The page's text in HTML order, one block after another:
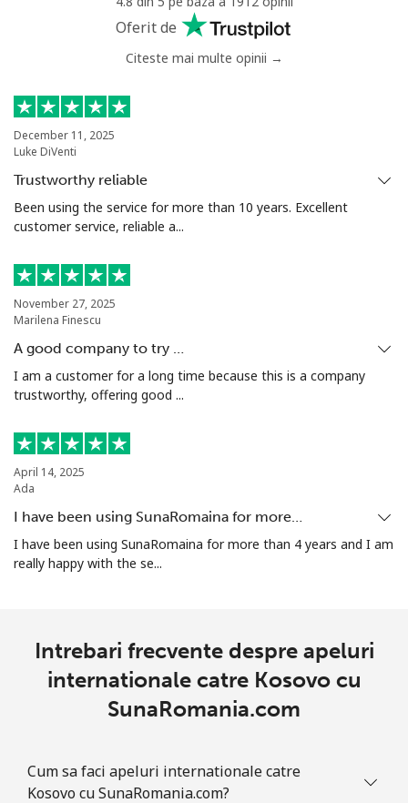
Oferit de
Citeste mai multe opinii →
December 11, 2025
Luke DiVenti
Trustworthy reliable
Been using the service for more than 10 years. Excellent
customer service, reliable a...
November 27, 2025
Marilena Finescu
A good company to try …
I am a customer for a long time because this is a company
trustworthy, offering good ...
April 14, 2025
Ada
I have been using SunaRomaina for more…
I have been using SunaRomaina for more than 4 years and I am
really happy with the se...
Intrebari frecvente despre apeluri
internationale catre Kosovo cu
SunaRomania.com
Cum sa faci apeluri internationale catre
Kosovo cu SunaRomania.com?